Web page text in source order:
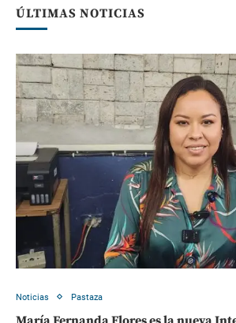
ÚLTIMAS NOTICIAS
Noticias Pastaza